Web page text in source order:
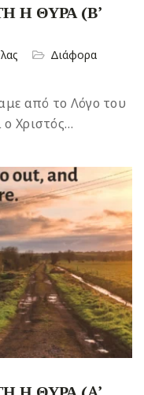
Η ΘΥΡΑ (Β’
Διάφορα
από το Λόγο του
Χριστός…